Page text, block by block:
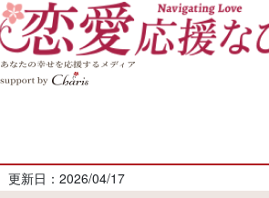
更新日：2026/04/17